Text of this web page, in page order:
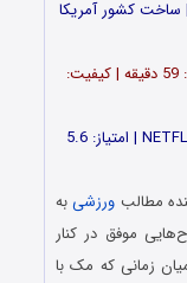
| ساخت کشور آمریکا
زبان: انگلیسی | زیرنویس فارسی: دارد | زمان: 59 دقیقه | کیفیت:
ورزشیبه
موفق در کنار
زمانی که مک با